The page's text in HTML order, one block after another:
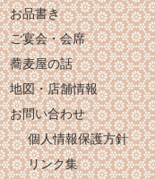
お品書き
ご宴会・会席
蕎麦屋の話
地図・店舗情報
お問い合わせ
個人情報保護方針
リンク集